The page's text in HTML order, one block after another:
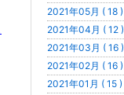
2021年05月 ( 18 )
2021年04月 ( 12 )
2021年03月 ( 16 )
2021年02月 ( 16 )
2021年01月 ( 15 )